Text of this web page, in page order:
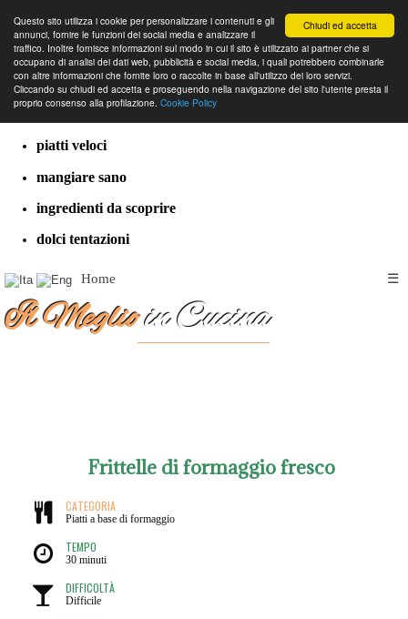
Chiudi ed accetta
Questo sito utilizza i cookie per personalizzare i contenuti e gli
annunci, fornire le funzioni dei social media e analizzare il
traffico. Inoltre fornisce informazioni sul modo in cui il sito è utilizzato ai partner che si
occupano di analisi dei dati web, pubblicità e social media, i quali potrebbero combinarle
con altre informazioni che fornite loro o raccolte in base all'utilizzo dei loro servizi.
Cliccando su chiudi ed accetta e proseguendo nella navigazione del sito l'utente presta il
proprio consenso alla profilazione. Cookie Policy
cucina dal mondo
ricette classiche
piatti veloci
mangiare sano
ingredienti da scoprire
dolci tentazioni
Home ☰
Il Meglioin Cucina
Frittelle di formaggio fresco
CATEGORIA
Piatti a base di formaggio
TEMPO
30 minuti
DIFFICOLTÀ
Difficile